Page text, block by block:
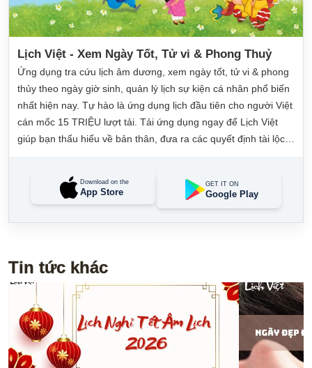
Lịch Việt - Xem Ngày Tốt, Tử vi & Phong Thuỷ
Ứng dụng tra cứu lịch âm dương, xem ngày tốt, tử vi & phong
thủy theo ngày giờ sinh, quản lý lịch sự kiện cá nhân phổ biến
nhất hiện nay. Tự hào là ứng dụng lịch đầu tiên cho người Việt
cán mốc 15 TRIỆU lượt tải. Tải ứng dụng ngay để Lịch Việt
giúp bạn thấu hiểu về bản thân, đưa ra các quyết định tài lộc,
Download on the
App Store
GET IT ON
Google Play
Tin tức khác